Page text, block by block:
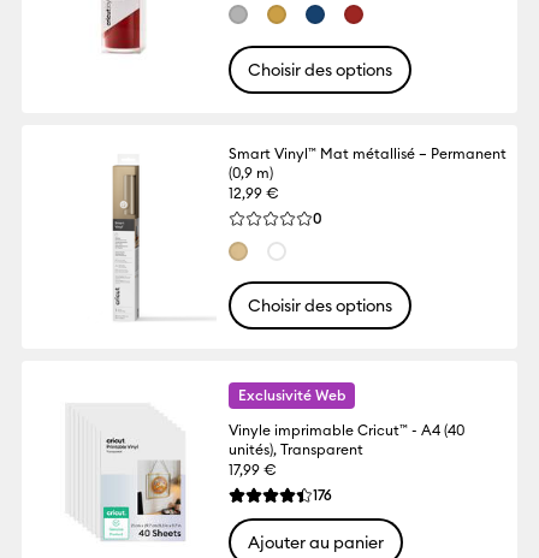
Choisir des options
Smart Vinyl™ Mat métallisé – Permanent
(0,9 m)
12,99 €
La note moyenne de ce produit est 0.0
0
Choisir des options
Exclusivité Web
Vinyle imprimable Cricut™ - A4 (40
unités), Transparent
17,99 €
La note moyenne de ce produit est 4.4
176Reviews
Ajouter au panier